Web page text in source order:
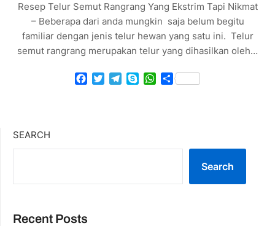
Resep Telur Semut Rangrang Yang Ekstrim Tapi Nikmat
– Beberapa dari anda mungkin saja belum begitu
familiar dengan jenis telur hewan yang satu ini. Telur
semut rangrang merupakan telur yang dihasilkan oleh…
Facebook
TwitterTelegram
SkypeWhatsApp
Share
SEARCH
Search
Recent Posts